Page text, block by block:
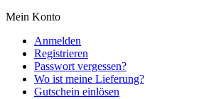
Mein Konto
Anmelden
Registrieren
Passwort vergessen?
Wo ist meine Lieferung?
Gutschein einlösen